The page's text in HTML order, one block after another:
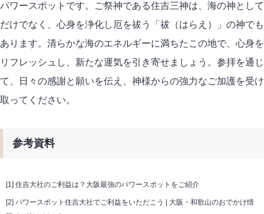
パワースポットです。ご祭神である住吉三神は、海の神として
だけでなく、心身を浄化し厄を祓う「祓（はらえ）」の神でも
あります。清らかな海のエネルギーに満ちたこの地で、心身を
リフレッシュし、新たな運気を引き寄せましょう。参拝を通じ
て、日々の感謝と願いを伝え、神様からの強力なご加護を受け
取ってください。
参考資料
[1] 住吉大社のご利益は？大阪最強のパワースポットをご紹介
[2] パワースポット住吉大社でご利益をいただこう | 大阪・和歌山のおでかけ情